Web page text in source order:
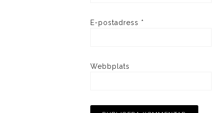
E-postadress *
Webbplats